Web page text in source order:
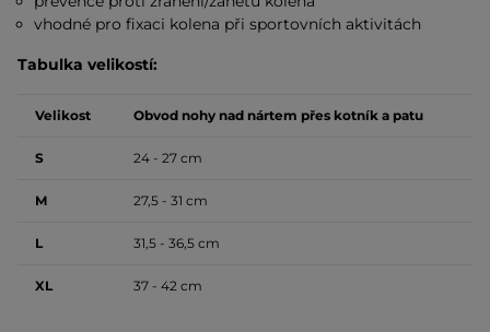
vhodné pro fixaci kolena při sportovních aktivitách
Tabulka velikostí:
Velikost Obvod nohy nad nártem přes kotník a patu
S 24 - 27 cm
M 27,5 - 31 cm
L 31,5 - 36,5 cm
XL 37 - 42 cm